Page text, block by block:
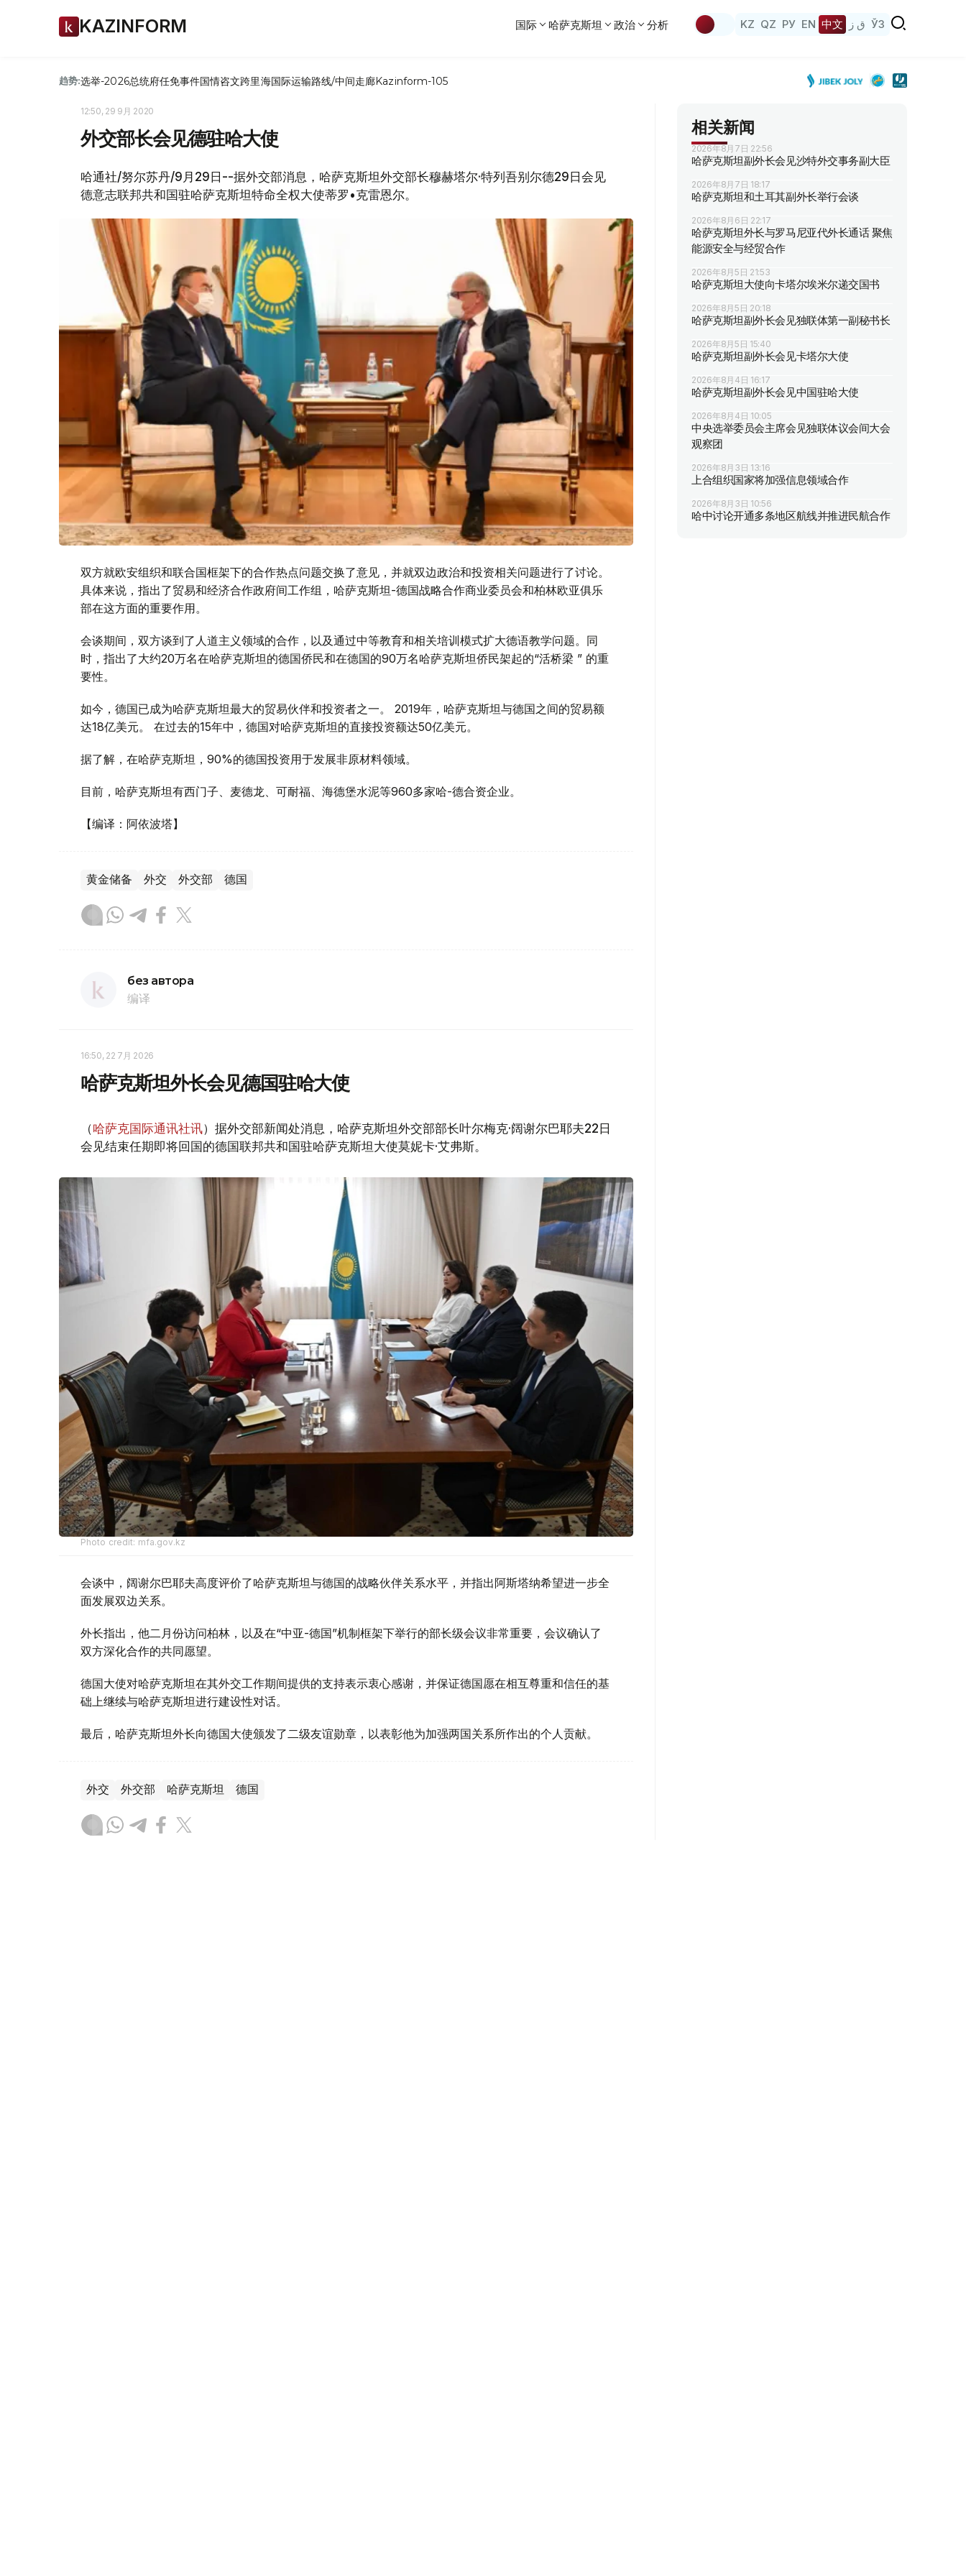
KAZINFORM 国际 哈萨克斯坦 政治 分析 KZ QZ РУ EN 中文 ق ز ЎЗ
趋势:选举-2026总统府任免事件国情咨文跨里海国际运输路线/中间走廊Kazinform-105
12:50, 29 9月 2020
外交部长会见德驻哈大使
哈通社/努尔苏丹/9月29日--据外交部消息，哈萨克斯坦外交部长穆赫塔尔·特列吾别尔德29日会见
德意志联邦共和国驻哈萨克斯坦特命全权大使蒂罗•克雷恩尔。
双方就欧安组织和联合国框架下的合作热点问题交换了意见，并就双边政治和投资相关问题进行了讨论。
具体来说，指出了贸易和经济合作政府间工作组，哈萨克斯坦-德国战略合作商业委员会和柏林欧亚俱乐
部在这方面的重要作用。
会谈期间，双方谈到了人道主义领域的合作，以及通过中等教育和相关培训模式扩大德语教学问题。同
时，指出了大约20万名在哈萨克斯坦的德国侨民和在德国的90万名哈萨克斯坦侨民架起的“活桥梁 ” 的重
要性。
如今，德国已成为哈萨克斯坦最大的贸易伙伴和投资者之一。 2019年，哈萨克斯坦与德国之间的贸易额
达18亿美元。 在过去的15年中，德国对哈萨克斯坦的直接投资额达50亿美元。
据了解，在哈萨克斯坦，90%的德国投资用于发展非原材料领域。
目前，哈萨克斯坦有西门子、麦德龙、可耐福、海德堡水泥等960多家哈-德合资企业。
【编译：阿依波塔】
黄金储备 外交 外交部 德国
без автора
编译
16:50, 22 7月 2026
哈萨克斯坦外长会见德国驻哈大使
（哈萨克国际通讯社讯）据外交部新闻处消息，哈萨克斯坦外交部部长叶尔梅克·阔谢尔巴耶夫22日
会见结束任期即将回国的德国联邦共和国驻哈萨克斯坦大使莫妮卡·艾弗斯。
Photo credit: mfa.gov.kz
会谈中，阔谢尔巴耶夫高度评价了哈萨克斯坦与德国的战略伙伴关系水平，并指出阿斯塔纳希望进一步全
面发展双边关系。
外长指出，他二月份访问柏林，以及在“中亚-德国”机制框架下举行的部长级会议非常重要，会议确认了
双方深化合作的共同愿望。
德国大使对哈萨克斯坦在其外交工作期间提供的支持表示衷心感谢，并保证德国愿在相互尊重和信任的基
础上继续与哈萨克斯坦进行建设性对话。
最后，哈萨克斯坦外长向德国大使颁发了二级友谊勋章，以表彰他为加强两国关系所作出的个人贡献。
外交 外交部 哈萨克斯坦 德国
相关新闻
2026年8月7日 22:56
哈萨克斯坦副外长会见沙特外交事务副大臣
2026年8月7日 18:17
哈萨克斯坦和土耳其副外长举行会谈
2026年8月6日 22:17
哈萨克斯坦外长与罗马尼亚代外长通话 聚焦
能源安全与经贸合作
2026年8月5日 21:53
哈萨克斯坦大使向卡塔尔埃米尔递交国书
2026年8月5日 20:18
哈萨克斯坦副外长会见独联体第一副秘书长
2026年8月5日 15:40
哈萨克斯坦副外长会见卡塔尔大使
2026年8月4日 16:17
哈萨克斯坦副外长会见中国驻哈大使
2026年8月4日 10:05
中央选举委员会主席会见独联体议会间大会
观察团
2026年8月3日 13:16
上合组织国家将加强信息领域合作
2026年8月3日 10:56
哈中讨论开通多条地区航线并推进民航合作